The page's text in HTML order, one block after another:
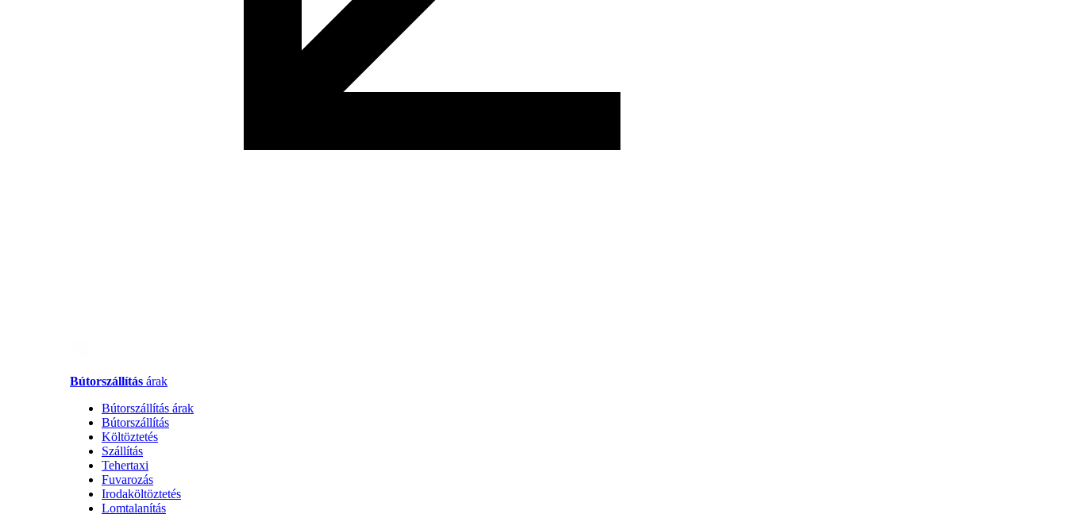
Bútorszállítás árak
Bútorszállítás árak
Bútorszállítás
Költöztetés
Szállítás
Tehertaxi
Fuvarozás
Irodaköltöztetés
Lomtalanítás